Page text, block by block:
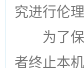
究进行伦
为了
者终止本